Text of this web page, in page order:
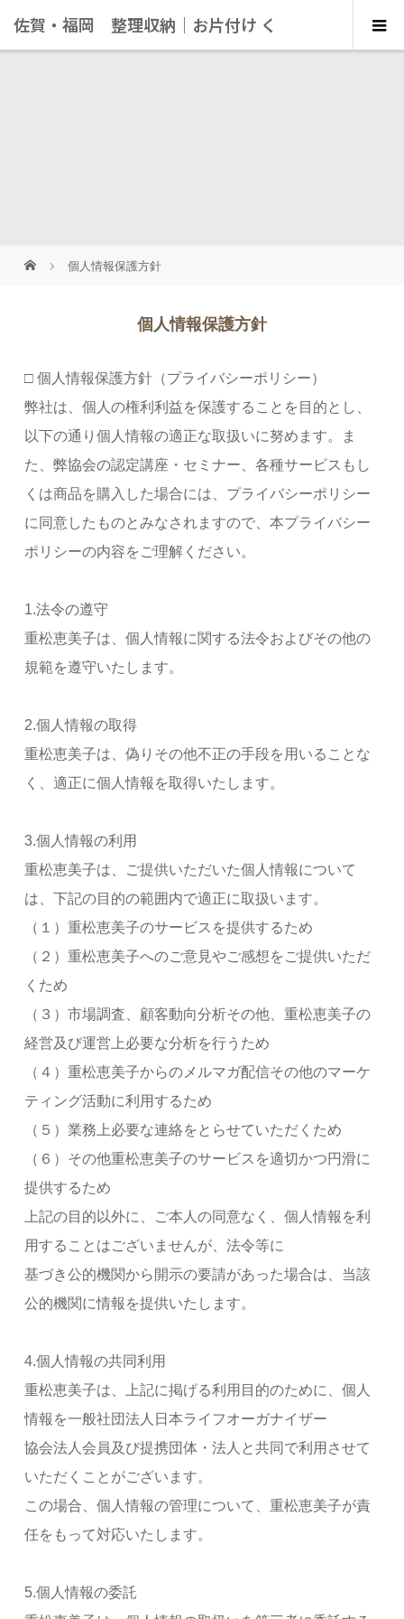
佐賀・福岡 整理収納｜お片付け く
個人情報保護方針
個人情報保護方針
□ 個人情報保護方針（プライバシーポリシー）
弊社は、個人の権利利益を保護することを目的とし、
以下の通り個人情報の適正な取扱いに努めます。ま
た、弊協会の認定講座・セミナー、各種サービスもし
くは商品を購入した場合には、プライバシーポリシー
に同意したものとみなされますので、本プライバシー
ポリシーの内容をご理解ください。
1.法令の遵守
重松恵美子は、個人情報に関する法令およびその他の
規範を遵守いたします。
2.個人情報の取得
重松恵美子は、偽りその他不正の手段を用いることな
く、適正に個人情報を取得いたします。
3.個人情報の利用
重松恵美子は、ご提供いただいた個人情報について
は、下記の目的の範囲内で適正に取扱います。
（１）重松恵美子のサービスを提供するため
（２）重松恵美子へのご意見やご感想をご提供いただ
くため
（３）市場調査、顧客動向分析その他、重松恵美子の
経営及び運営上必要な分析を行うため
（４）重松恵美子からのメルマガ配信その他のマーケ
ティング活動に利用するため
（５）業務上必要な連絡をとらせていただくため
（６）その他重松恵美子のサービスを適切かつ円滑に
提供するため
上記の目的以外に、ご本人の同意なく、個人情報を利
用することはございませんが、法令等に
基づき公的機関から開示の要請があった場合は、当該
公的機関に情報を提供いたします。
4.個人情報の共同利用
重松恵美子は、上記に掲げる利用目的のために、個人
情報を一般社団法人日本ライフオーガナイザー
協会法人会員及び提携団体・法人と共同で利用させて
いただくことがございます。
この場合、個人情報の管理について、重松恵美子が責
任をもって対応いたします。
5.個人情報の委託